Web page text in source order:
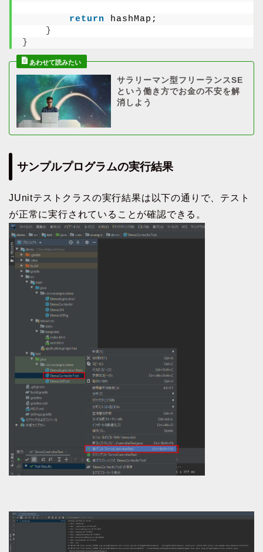
return hashMap;
}
}
サラリーマン型フリーランスSE
という働き方でお金の不安を解
消しよう
サンプルプログラムの実行結果
JUnitテストクラスの実行結果は以下の通りで、テスト
が正常に実行されていることが確認できる。